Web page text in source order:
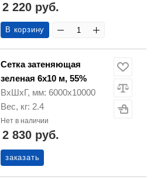
2 220 руб.
В корзину
Сетка затеняющая
зеленая 6х10 м, 55%
ВхШхГ, мм: 6000х10000
Вес, кг: 2.4
Нет в наличии
2 830 руб.
заказать